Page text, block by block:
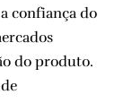
confiança do
do produto.